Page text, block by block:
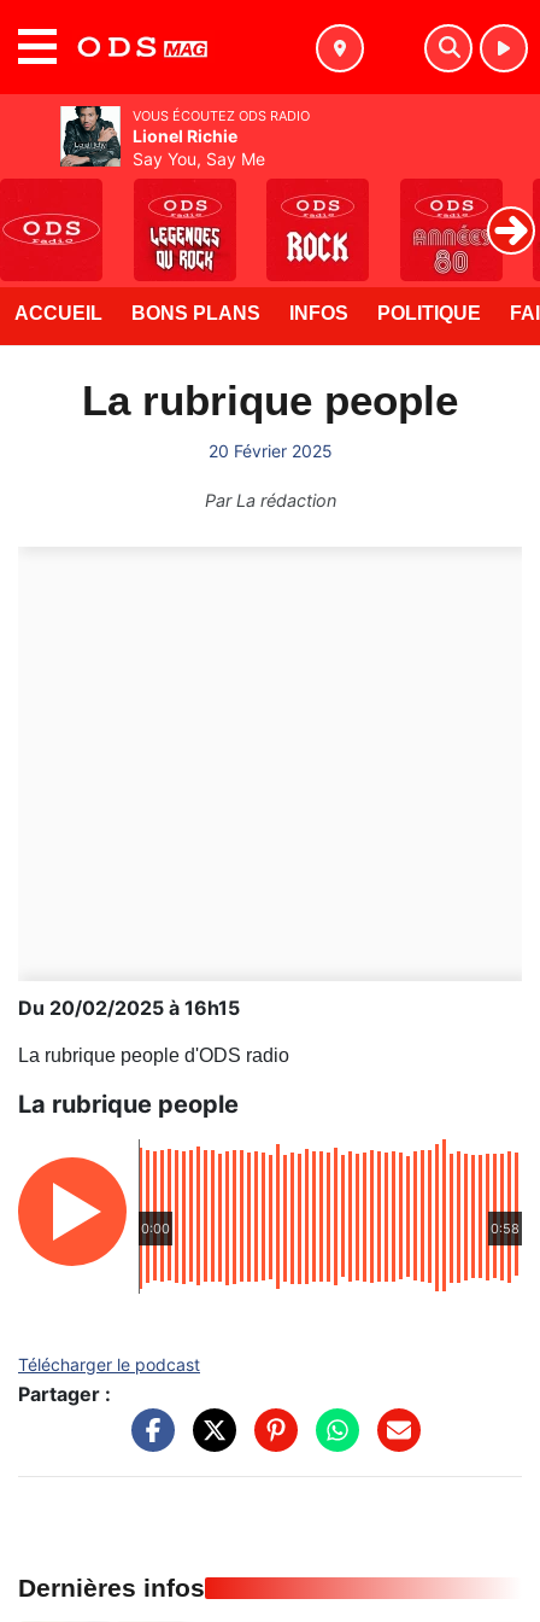
ACCUEIL BONS PLANS INFOS POLITIQUE
La rubrique people
20 Février 2025
ParLa rédaction
Du 20/02/2025 à 16h15
La rubrique people d'ODS radio
La rubrique people
0:00 0:58
Télécharger le podcast
Partager :
Dernières infos
VOUS ÉCOUTEZ ODS RADIO
Lionel Richie
Say You, Say Me